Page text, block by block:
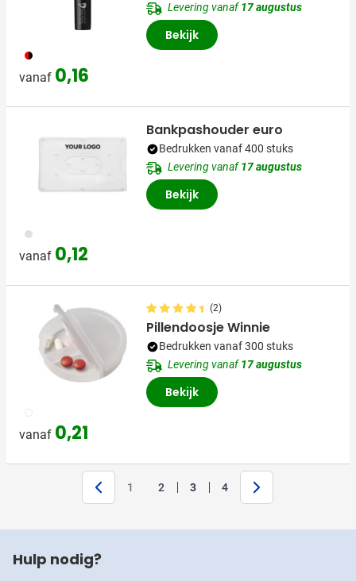
083
vanaf 0,16
Levering vanaf17 augustus
Bekijk
002
vanaf 0,12
Bankpashouder euro
Bedrukken vanaf 400 stuks
Levering vanaf17 augustus
Bekijk
021
vanaf 0,21
(2)
Pillendoosje Winnie
Bedrukken vanaf 300 stuks
Levering vanaf17 augustus
Bekijk
Pagina
1 Pagina
2 Je leest momenteel pagina
3 Pagina
4 Volgende
Hulp nodig?